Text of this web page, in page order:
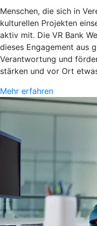
Menschen, die sich in
kulturellen Projekten
aktiv mit. Die VR Bank
dieses Engagement aus
Verantwortung und
stärken und vor Ort
Mehr erfahren